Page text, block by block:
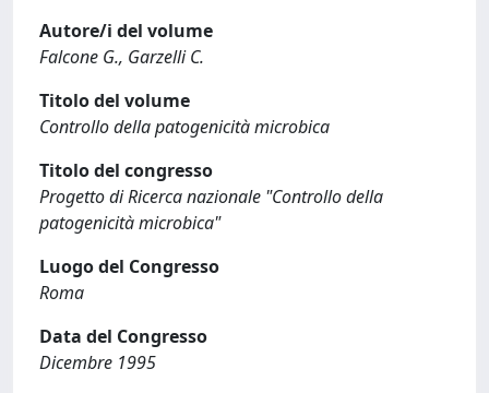
Autore/i del volume
Falcone G., Garzelli C.
Titolo del volume
Controllo della patogenicità microbica
Titolo del congresso
Progetto di Ricerca nazionale "Controllo della
patogenicità microbica"
Luogo del Congresso
Roma
Data del Congresso
Dicembre 1995